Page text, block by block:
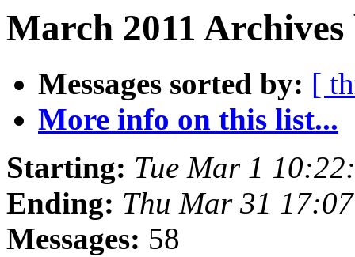
March 2011 Archives
Messages sorted by: [
More info on this list...
Starting: Tue Mar 1
Ending: Thu Mar 31
Messages: 58